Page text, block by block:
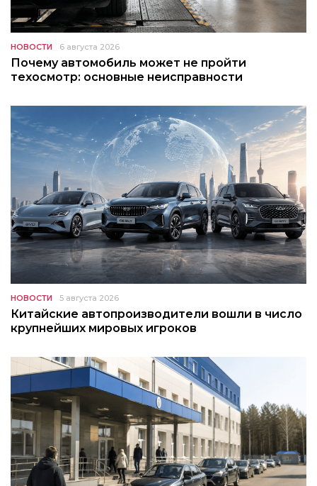
НОВОСТИ 6 августа 2026
Почему автомобиль может не пройти
техосмотр: основные неисправности
НОВОСТИ 5 августа 2026
Китайские автопроизводители вошли в число
крупнейших мировых игроков